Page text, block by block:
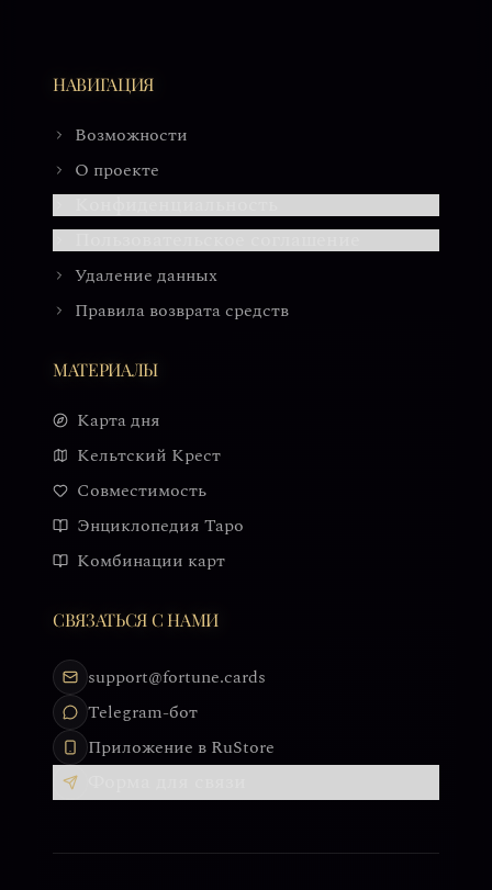
НАВИГАЦИЯ
Возможности
О проекте
Удаление данных
Правила возврата средств
МАТЕРИАЛЫ
Карта дня
Кельтский Крест
Совместимость
Энциклопедия Таро
Комбинации карт
СВЯЗАТЬСЯ С НАМИ
support@fortune.cards
Telegram-бот
Приложение в RuStore